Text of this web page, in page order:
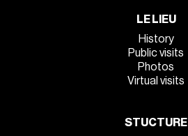
LE LIEU
History
Public visits
Photos
Virtual visits
STUCTURE